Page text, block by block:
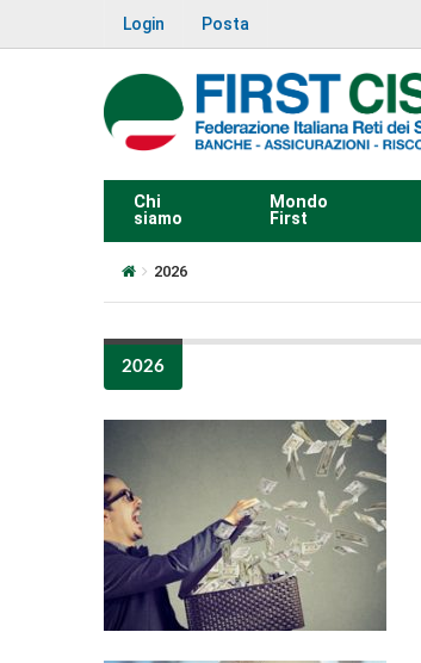
Login Posta
Chi
siamo
Mondo
First
2026
2026